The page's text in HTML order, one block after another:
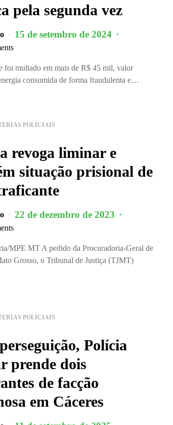
pela segunda vez
15 de setembro de 2024
foi multado em mais de R$ 45 mil, valor
consumida de forma fraudulenta e…
POLICIAIS
revoga liminar e
situação prisional de
22 de dezembro de 2023
MPE MT A pedido da Procuradoria-Geral de
Grosso, o Tribunal de Justiça (TJMT)
POLICIAIS
Polícia
prende dois
de facção
em Cáceres